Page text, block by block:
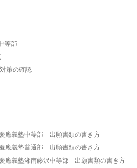
等部
策の確認
應義塾中等部 出願書類の書き方
應義塾普通部 出願書類の書き方
應義塾湘南藤沢中等部 出願書類の書き方